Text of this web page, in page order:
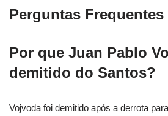
Perguntas Frequentes
Por que Juan Pablo
demitido do Santos?
Vojvoda foi demitido após a derrota